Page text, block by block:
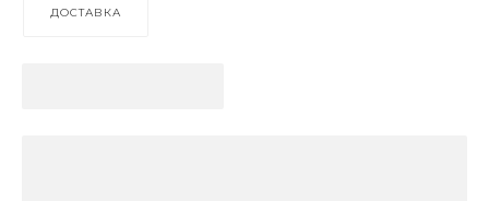
ДОСТАВКА